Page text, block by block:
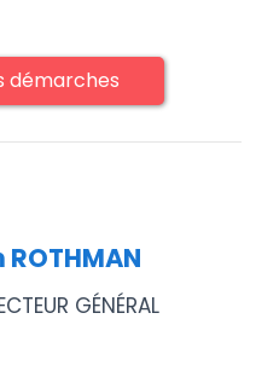
démarches
GÉNÉRAL